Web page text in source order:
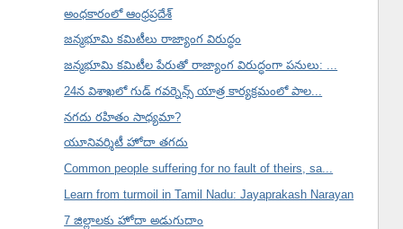
అంధకారంలో ఆంధ్రప్రదేశ్
జన్మభూమి కమిటీలు రాజ్యాంగ విరుద్ధం
జన్మభూమి కమిటీల పేరుతో రాజ్యాంగ విరుద్ధంగా పనులు: ...
24న విశాఖలో గుడ్ గవర్నెన్స్ యాత్ర కార్యక్రమంలో పాల...
నగదు రహితం సాధ్యమా?
యూనివర్శిటీ హోదా తగదు
Common people suffering for no fault of theirs, sa...
Learn from turmoil in Tamil Nadu: Jayaprakash Narayan
7 జిల్లాలకు హోదా అడుగుదాం